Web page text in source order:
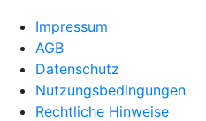
Impressum
AGB
Datenschutz
Nutzungsbedingungen
Rechtliche Hinweise